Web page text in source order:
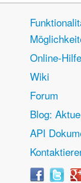
Online-Hilfe
Wiki
Forum
Blog:
API